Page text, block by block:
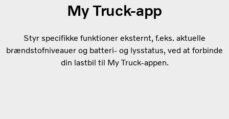
My Truck-app
Styr specifikke funktioner eksternt, f.eks. aktuelle
brændstofniveauer og batteri- og lysstatus, ved at forbinde
din lastbil til My Truck-appen.